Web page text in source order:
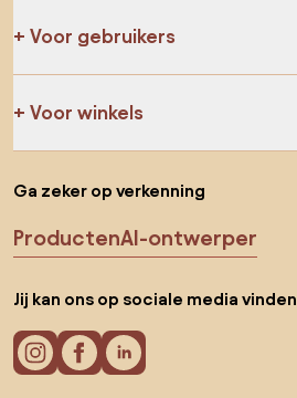
Voor gebruikers
Voor winkels
Ga zeker op verkenning
ProductenAI-ontwerper
Jij kan ons op sociale media vinden